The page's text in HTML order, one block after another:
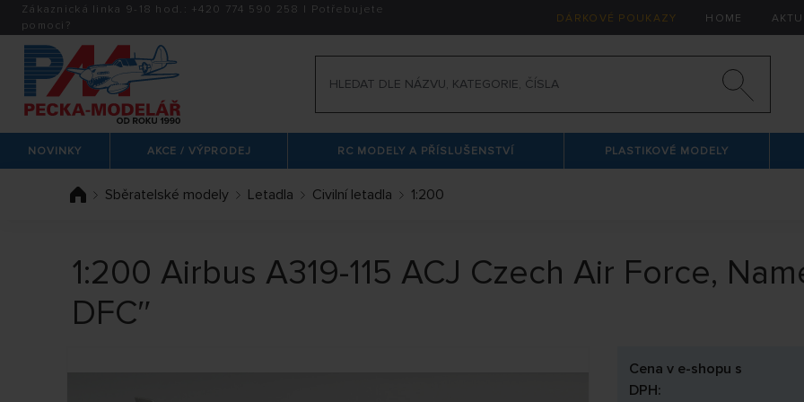
Zákaznická linka 9-18 hod.: +420 774 590 258 | Potřebujete
pomoci?
DÁRKOVÉ POUKAZY HOME
NOVINKY AKCE / VÝPRODEJ RC MODELY A PŘÍSLUŠENSTVÍ PLASTIKOVÉ MODELY
Sběratelské modely Letadla Civilní letadla 1:200
1:200 Airbus A319-115 ACJ Czech Air Force,
DFC″
Cena v e-shopu s
DPH: